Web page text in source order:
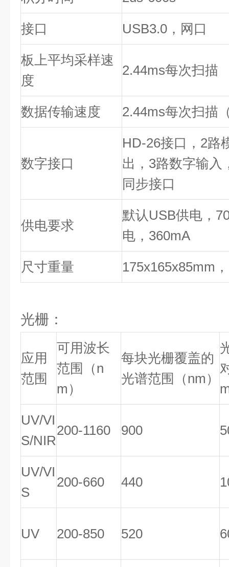
接口 USB3.0，网口
板上平均采样速
度
2.44ms每次扫描
数据传输速度 2.44ms每次扫描
数字接口
HD-26接口，2路
出，3路数字输入
同步接口
供电要求
默认USB供电，
电，360mA
尺寸重量 175x165x85mm
光栅：
应用
范围
可用波长
范围（n
m）
每块光栅覆盖的
光谱范围（nm）
UV/VI
S/NIR
200-1160 900
UV/VI
S
200-660 440
UV 200-850 520